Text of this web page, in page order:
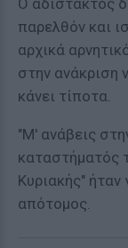
Ο αδίστακτος
παρελθόν και
αρχικά
στην ανάκριση
κάνει τίποτα.
"Μ' ανάβεις
καταστήματός
Κυριακής" ήταν
απότομος.